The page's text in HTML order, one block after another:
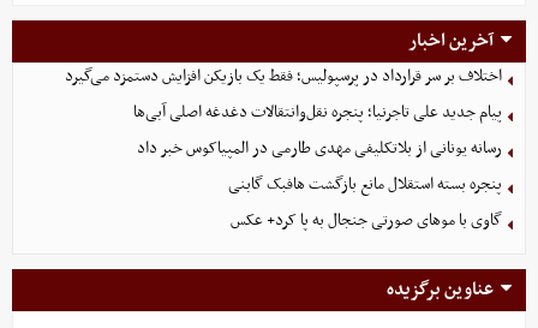
آخرین اخبار
اختلاف بر سر قرارداد در پرسپولیس؛ فقط یک بازیکن افزایش دستمزد می‌گیرد
پیام جدید علی تاجرنیا؛ پنجره نقل‌وانتقالات دغدغه اصلی آبی‌ها
رسانه یونانی از بلاتکلیفی مهدی طارمی در المپیاکوس خبر داد
پنجره بسته استقلال مانع بازگشت هافبک گابنی
گاوی با موهای صورتی جنجال به پا کرد+ عکس
عناوین برگزیده